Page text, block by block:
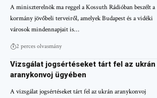
A miniszterelnök ma reggel a Kossuth Rádióban beszélt a
kormány jövőbeli terveiről, amelyek Budapest és a vidéki
városok mindennapjait is…
2 perces olvasmány
Vizsgálat jogsértéseket tárt fel az ukrán
aranykonvoj ügyében
A vizsgálat jogsértéseket tárt fel az ukrán aranykonvoj